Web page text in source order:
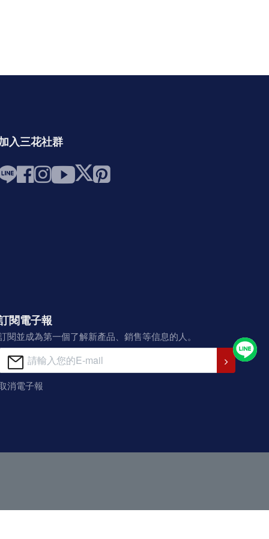
入三花社群
閱電子報
閱並成為第一個了解新產品、銷售等信息的人。
消電子報